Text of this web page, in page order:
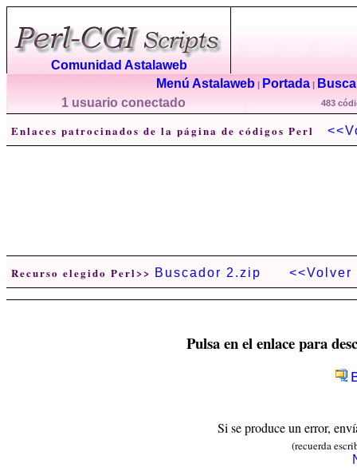
Comunidad Astalaweb
Menú Astalaweb | Portada |
1 usuario conectado
483
Enlaces patrocinados de la página de códigos Perl
Recurso elegido Perl>> Buscador 2.zip <<Volver
Pulsa en el enlace para
Si se produce un error,
(recuerda